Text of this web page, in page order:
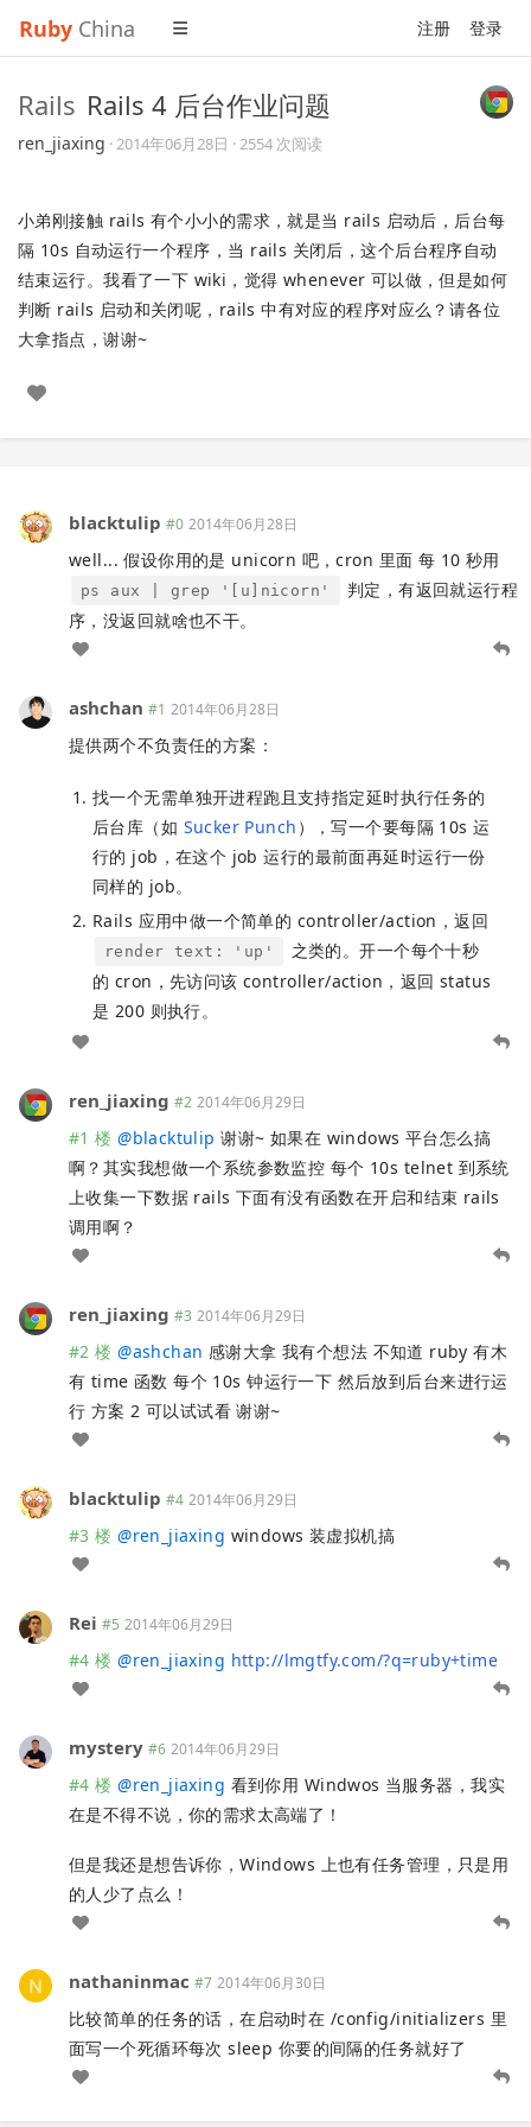
Ruby China 注册 登录
Rails Rails 4 后台作业问题
ren_jiaxing ·2014年06月28日 · 2554 次阅读
小弟刚接触 rails 有个小小的需求，就是当 rails 启动后，后台每
隔 10s 自动运行一个程序，当 rails 关闭后，这个后台程序自动
结束运行。我看了一下 wiki，觉得 whenever 可以做，但是如何
判断 rails 启动和关闭呢，rails 中有对应的程序对应么？请各位
大拿指点，谢谢~
blacktulip #0 2014年06月28日
well... 假设你用的是 unicorn 吧，cron 里面 每 10 秒用
ps aux | grep '[u]nicorn'
判定，有返回就运行程
序，没返回就啥也不干。
ashchan #1 2014年06月28日
提供两个不负责任的方案：
找一个无需单独开进程跑且支持指定延时执行任务的
后台库（如 Sucker Punch ），写一个要每隔 10s 运
行的 job，在这个 job 运行的最前面再延时运行一份
同样的 job。
Rails 应用中做一个简单的 controller/action，返回
render text: 'up'
之类的。开一个每个十秒
的 cron，先访问该 controller/action，返回 status
是 200 则执行。
ren_jiaxing #2 2014年06月29日
#1 楼 @blacktulip 谢谢~ 如果在 windows 平台怎么搞
啊？其实我想做一个系统参数监控 每个 10s telnet 到系统
上收集一下数据 rails 下面有没有函数在开启和结束 rails
调用啊？
ren_jiaxing #3 2014年06月29日
#2 楼 @ashchan 感谢大拿 我有个想法 不知道 ruby 有木
有 time 函数 每个 10s 钟运行一下 然后放到后台来进行运
行 方案 2 可以试试看 谢谢~
blacktulip #4 2014年06月29日
#3 楼 @ren_jiaxing windows 装虚拟机搞
Rei #5 2014年06月29日
#4 楼 @ren_jiaxing http://lmgtfy.com/?q=ruby+time
mystery #6 2014年06月29日
#4 楼 @ren_jiaxing 看到你用 Windwos 当服务器，我实
在是不得不说，你的需求太高端了！
但是我还是想告诉你，Windows 上也有任务管理，只是用
的人少了点么！
nathaninmac #7 2014年06月30日
比较简单的任务的话，在启动时在 /config/initializers 里
面写一个死循环每次 sleep 你要的间隔的任务就好了